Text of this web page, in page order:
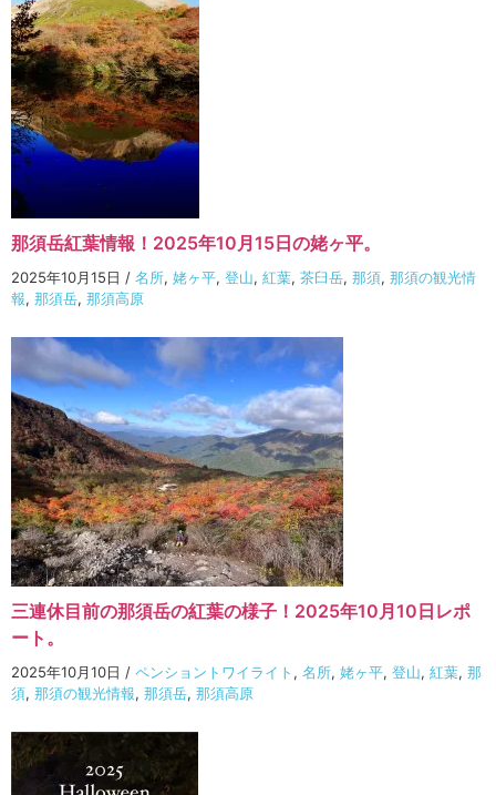
那須岳紅葉情報！2025年10月15日の姥ヶ平。
2025年10月15日 / 名所, 姥ヶ平, 登山, 紅葉, 茶臼岳, 那須, 那須の観光情
報, 那須岳, 那須高原
三連休目前の那須岳の紅葉の様子！2025年10月10日レポ
ート。
2025年10月10日 / ペンショントワイライト , 名所, 姥ヶ平, 登山, 紅葉, 那
須, 那須の観光情報, 那須岳, 那須高原